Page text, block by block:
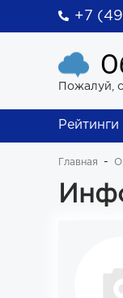
+7
Пожалуй,
Рейтинги
Главная